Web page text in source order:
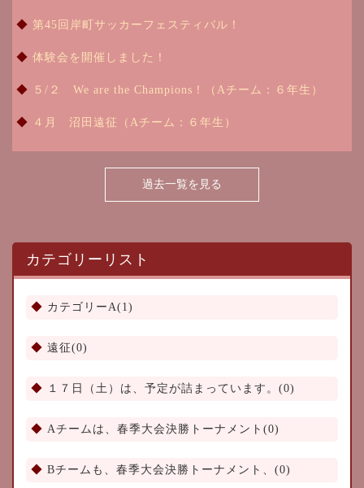
第45回岸町サッカーフェスティバル！
体験会を開催しました！
５/２ We are the Champions！（Aチーム：６年生）
４月 沼田遠征（Aチーム：６年生）
過去一覧を見る
カテゴリーリスト
カテゴリーA(1)
遠征(0)
１７日（土）は、予定が詰まっています。(0)
Aチームは、春季大会決勝トーナメント(0)
Bチームも、春季大会決勝トーナメント、(0)